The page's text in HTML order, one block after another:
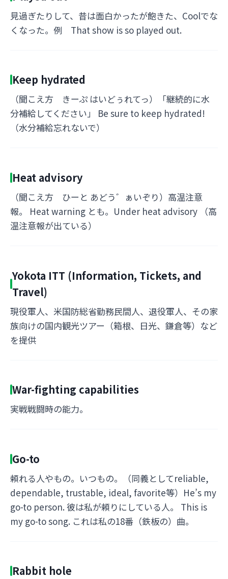
見過ぎたりして、昔は面白かったが飽きた、Coolでな
くなった。例 That show is so played out.
Keep hydrated
（聞こえ方 きーぷ はいどぅれてっ）「継続的に水
分補給してください」 Be sure to keep hydrated!
（水分補給忘れないで）
Heat advisory
（聞こえ方 ひーと あどう゛ぁいぞり）高温注意
報。 Heat warning とも。Under heat advisory （高
温注意報が出ている）
Yokota ITT (Information, Tickets, and
Travel)
現役軍人、米国防総省勤務民間人、退役軍人、その家
族向けの国内観光ツアー（箱根、日光、鎌倉等）など
を提供
War-fighting capabilities
実戦戦闘時の能力。
Go-to
頼れる人やもの。いつもの。（同義としてreliable,
dependable, trustable, ideal, favorite等）He’s my
go-to person. 彼は私が頼りにしている人。 This is
my go-to song. これは私の18番（鉄板の）曲。
Rabbit hole